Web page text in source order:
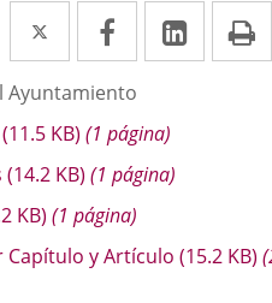
Twitter
Enlace
a
una
aplicación
externa.
Facebook
Enlace
a
una
aplicación
externa.
Enlace
a
Ayuntamiento
(11.5 KB) (1 página)
(14.2 KB) (1 página)
KB) (1 página)
Capítulo y Artículo (15.2 KB)